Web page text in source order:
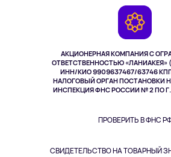
АКЦИОНЕРНАЯ КОМПАНИЯ С
ОТВЕТСТВЕННОСТЬЮ «ЛАНИАКЕЯ»
ИНН/КИО 9909637467/63746
НАЛОГОВЫЙ ОРГАН ПОСТАНОВКИ
ИНСПЕКЦИЯ ФНС РОССИИ № 2 ПО
ПРОВЕРИТЬ В ФНС
СВИДЕТЕЛЬСТВО НА ТОВАРНЫЙ
Здоровье питомцев
Одежда и аксессуары